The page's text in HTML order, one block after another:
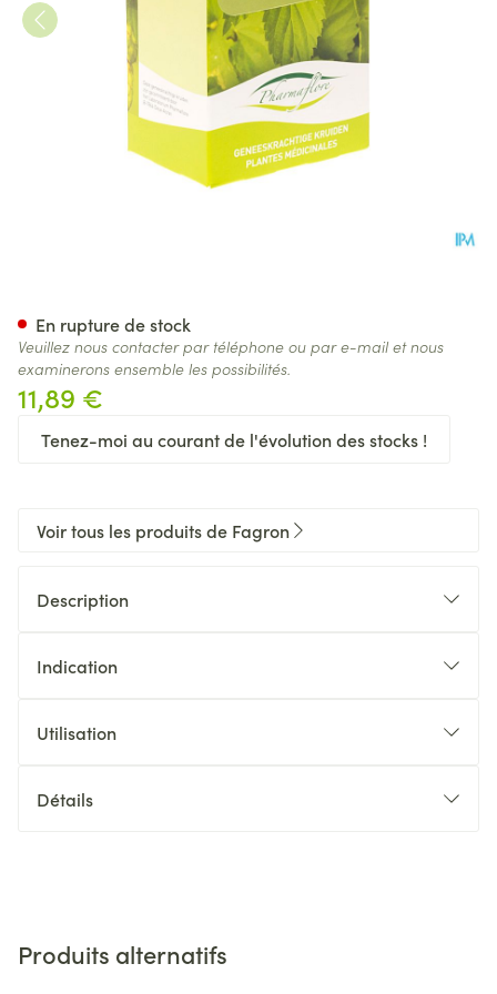
11,89 €
Tenez-moi au courant de l'évolution des stocks !
En rupture de stock
Veuillez nous contacter par téléphone ou par e-mail et nous
examinerons ensemble les possibilités.
Voir tous les produits de Fagron
Description
Indication
Utilisation
Détails
Produits alternatifs